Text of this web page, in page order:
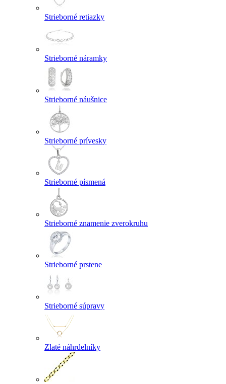
Strieborné retiazky
Strieborné náramky
Strieborné náušnice
Strieborné prívesky
Strieborné písmená
Strieborné znamenie zverokruhu
Strieborné prstene
Strieborné súpravy
Zlaté náhrdelníky